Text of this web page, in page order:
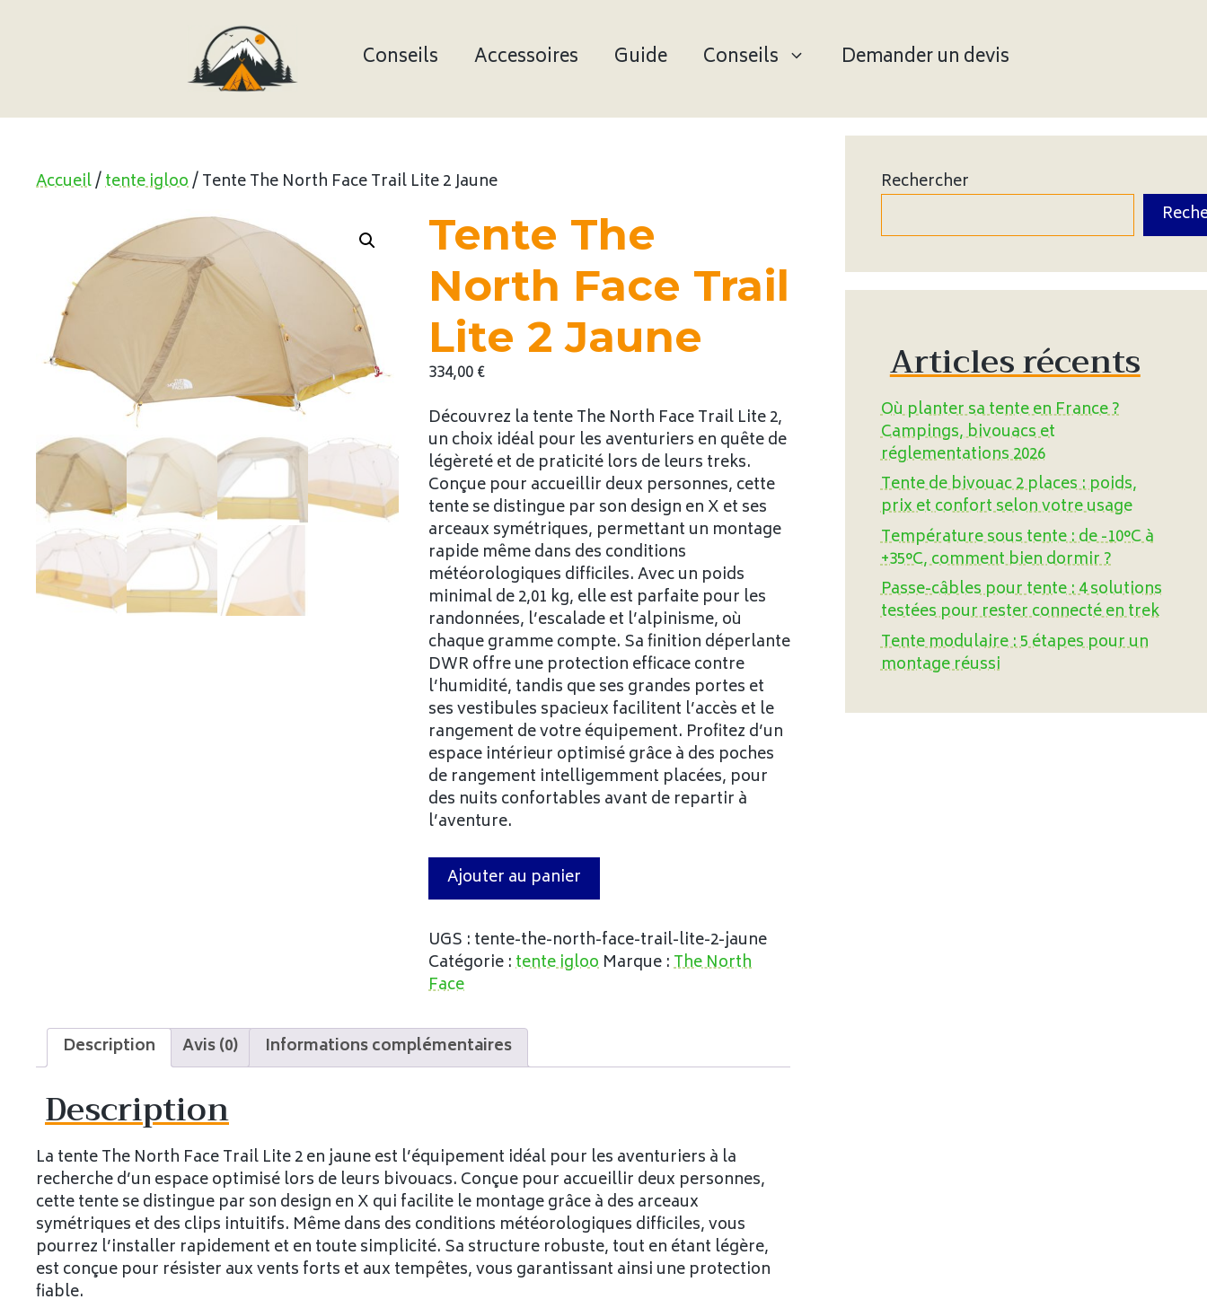
Conseils Accessoires Guide Conseils Demander un devis
Accueil/tente igloo/ Tente The North Face Trail Lite 2 Jaune
Tente The
North Face Trail
Lite 2 Jaune
334,00€
Découvrez la tente The North Face Trail Lite 2,
un choix idéal pour les aventuriers en quête de
légèreté et de praticité lors de leurs treks.
Conçue pour accueillir deux personnes, cette
tente se distingue par son design en X et ses
arceaux symétriques, permettant un montage
rapide même dans des conditions
météorologiques difficiles. Avec un poids
minimal de 2,01 kg, elle est parfaite pour les
randonnées, l’escalade et l’alpinisme, où
chaque gramme compte. Sa finition déperlante
DWR offre une protection efficace contre
l’humidité, tandis que ses grandes portes et
ses vestibules spacieux facilitent l’accès et le
rangement de votre équipement. Profitez d’un
espace intérieur optimisé grâce à des poches
de rangement intelligemment placées, pour
des nuits confortables avant de repartir à
l’aventure.
Ajouter au panier
UGS : tente-the-north-face-trail-lite-2-jaune
Catégorie :tente igloo Marque :The North
Face
Description Avis (0) Informations complémentaires
Description
La tente The North Face Trail Lite 2 en jaune est l’équipement idéal pour les aventuriers à la
recherche d’un espace optimisé lors de leurs bivouacs. Conçue pour accueillir deux personnes,
cette tente se distingue par son design en X qui facilite le montage grâce à des arceaux
symétriques et des clips intuitifs. Même dans des conditions météorologiques difficiles, vous
pourrez l’installer rapidement et en toute simplicité. Sa structure robuste, tout en étant légère,
est conçue pour résister aux vents forts et aux tempêtes, vous garantissant ainsi une protection
fiable.
Rechercher
Articles récents
Où planter sa tente en France ?
Campings, bivouacs et
réglementations 2026
Tente de bivouac 2 places : poids,
prix et confort selon votre usage
Température sous tente : de -10°C à
+35°C, comment bien dormir ?
Passe-câbles pour tente : 4 solutions
testées pour rester connecté en trek
Tente modulaire : 5 étapes pour un
montage réussi